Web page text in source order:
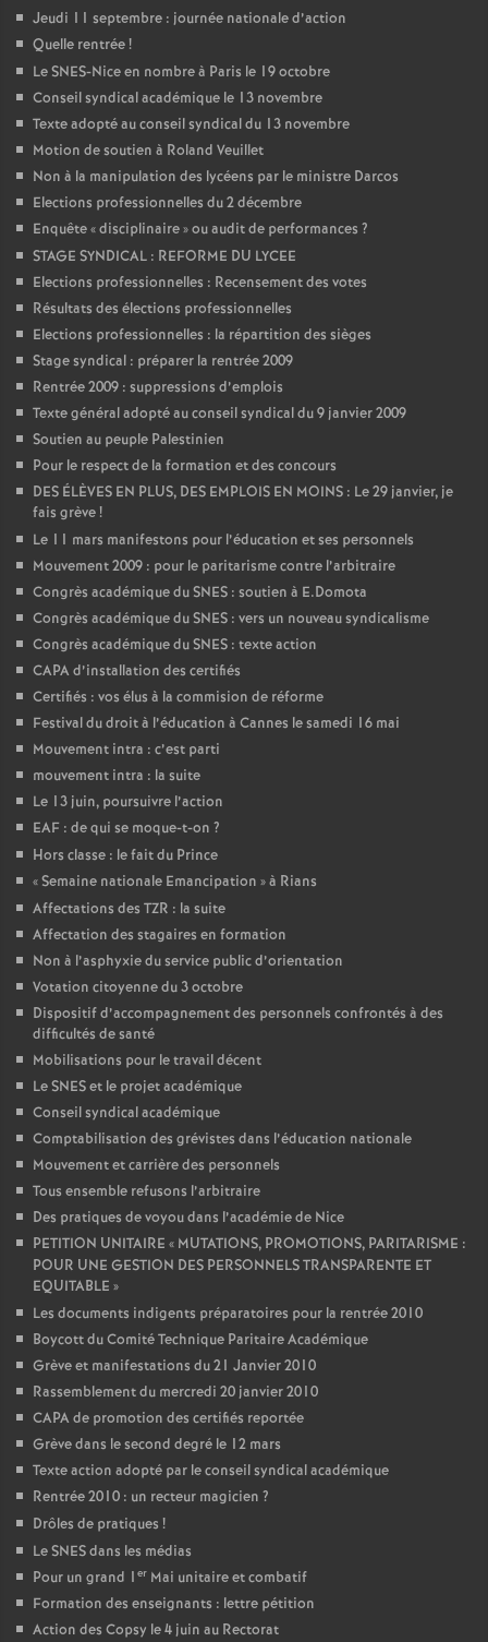
Jeudi 11 septembre : journée nationale d’action
Quelle rentrée!
Le SNES-Nice en nombre à Paris le 19 octobre
Conseil syndical académique le 13 novembre
Texte adopté au conseil syndical du 13 novembre
Motion de soutien à Roland Veuillet
Non à la manipulation des lycéens par le ministre Darcos
Elections professionnelles du 2 décembre
Enquête «disciplinaire» ou audit de performances ?
STAGE SYNDICAL : REFORME DU LYCEE
Elections professionnelles : Recensement des votes
Résultats des élections professionnelles
Elections professionnelles : la répartition des sièges
Stage syndical : préparer la rentrée 2009
Rentrée 2009 : suppressions d’emplois
Texte général adopté au conseil syndical du 9 janvier 2009
Soutien au peuple Palestinien
Pour le respect de la formation et des concours
DES ÉLÈVES EN PLUS, DES EMPLOIS EN MOINS : Le 29 janvier, je
fais grève!
Le 11 mars manifestons pour l’éducation et ses personnels
Mouvement 2009 : pour le paritarisme contre l’arbitraire
Congrès académique du SNES : soutien à E.Domota
Congrès académique du SNES : vers un nouveau syndicalisme
Congrès académique du SNES : texte action
CAPA d’installation des certifiés
Certifiés : vos élus à la commision de réforme
Festival du droit à l’éducation à Cannes le samedi 16 mai
Mouvement intra : c’est parti
mouvement intra : la suite
Le 13 juin, poursuivre l’action
EAF : de qui se moque-t-on ?
Hors classe : le fait du Prince
«Semaine nationale Emancipation » à Rians
Affectations des TZR : la suite
Affectation des stagaires en formation
Non à l’asphyxie du service public d’orientation
Votation citoyenne du 3 octobre
Dispositif d’accompagnement des personnels confrontés à des
difficultés de santé
Mobilisations pour le travail décent
Le SNES et le projet académique
Conseil syndical académique
Comptabilisation des grévistes dans l’éducation nationale
Mouvement et carrière des personnels
Tous ensemble refusons l’arbitraire
Des pratiques de voyou dans l’académie de Nice
PETITION UNITAIRE « MUTATIONS, PROMOTIONS, PARITARISME :
POUR UNE GESTION DES PERSONNELS TRANSPARENTE ET
EQUITABLE »
Les documents indigents préparatoires pour la rentrée 2010
Boycott du Comité Technique Paritaire Académique
Grève et manifestations du 21 Janvier 2010
Rassemblement du mercredi 20 janvier 2010
CAPA de promotion des certifiés reportée
Grève dans le second degré le 12 mars
Texte action adopté par le conseil syndical académique
Rentrée 2010 : un recteur magicien ?
Drôles de pratiques !
Le SNES dans les médias
Pour un grand 1 er Mai unitaire et combatif
Formation des enseignants : lettre pétition
Action des Copsy le 4 juin au Rectorat